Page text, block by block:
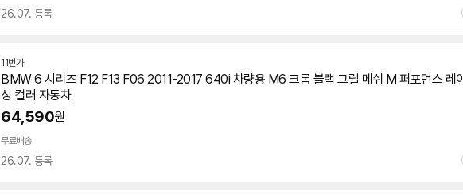
26.07. 등록
11번가
BMW 6 시리즈 F12 F13 F06 2011-2017 640i 차량용 M6 크롬 블랙 그릴 메쉬 M 퍼포먼스 레이
싱 컬러 자동차
64,590원
무료배송
26.07. 등록